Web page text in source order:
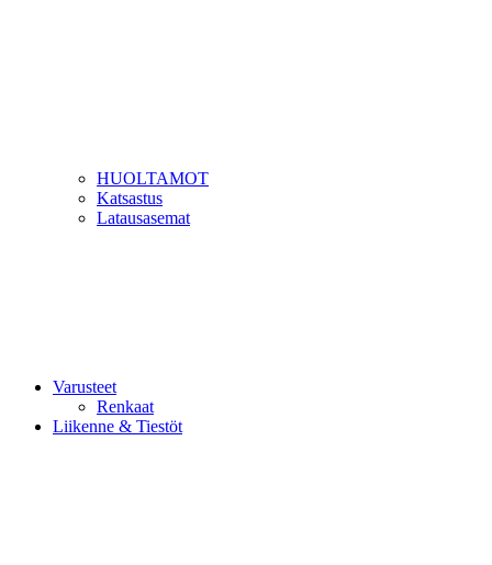
HUOLTAMOT
Katsastus
Latausasemat
Varusteet
Renkaat
Liikenne & Tiestöt